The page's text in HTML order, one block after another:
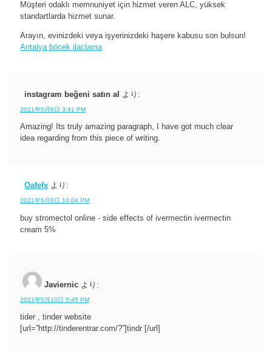
Müşteri odaklı memnuniyet için hizmet veren ALC, yüksek
standartlarda hizmet sunar.
Arayın, evinizdeki veya işyerinizdeki haşere kabusu son bulsun!
Antalya böcek ilaçlama
instagram beğeni satın al より:
2021年5月8日 3:41 PM
Amazing! Its truly amazing paragraph, I have got much clear
idea regarding from this piece of writing.
Oafefx より:
2021年5月8日 10:04 PM
buy stromectol online - side effects of ivermectin ivermectin
cream 5%
Javiernic より:
2021年5月10日 5:45 PM
tider , tinder website
[url=”http://tinderentrar.com/?”]tindr [/url]